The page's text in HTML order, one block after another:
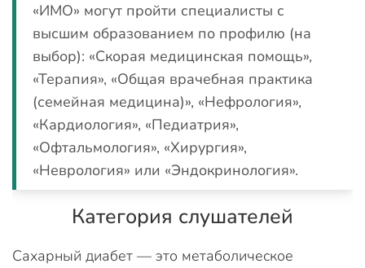
«ИМО» могут пройти специалисты с
высшим образованием по профилю (на
выбор): «Скорая медицинская помощь»,
«Терапия», «Общая врачебная практика
(семейная медицина)», «Нефрология»,
«Кардиология», «Педиатрия»,
«Офтальмология», «Хирургия»,
«Неврология» или «Эндокринология».
Категория слушателей
Сахарный диабет — это метаболическое